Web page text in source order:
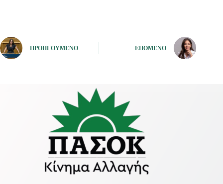
ΠΡΟΗΓΟΎΜΕΝΟ ΕΠΌΜΕΝΟ